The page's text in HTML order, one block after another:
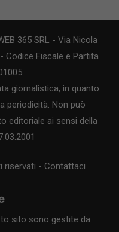
365 SRL - Via Nicola
Codice Fiscale e Partita
giornalistica, in quanto
periodicità. Non può
editoriale ai sensi della
riservati - Contattaci
sito sono gestite da